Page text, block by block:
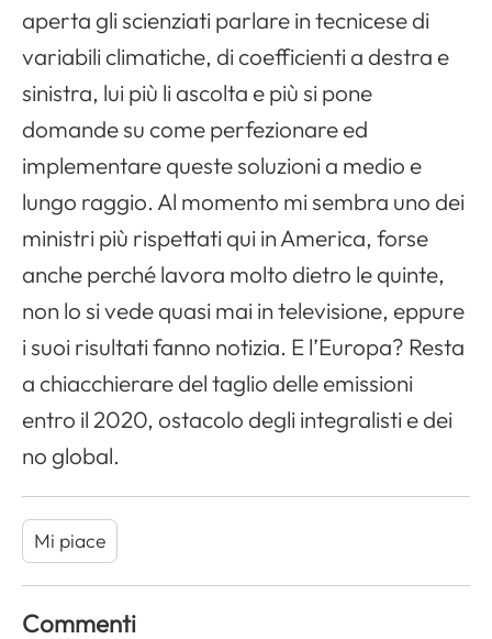
aperta gli scienziati parlare in tecnicese di
variabili climatiche, di coefficienti a destra e
sinistra, lui più li ascolta e più si pone
domande su come perfezionare ed
implementare queste soluzioni a medio e
lungo raggio. Al momento mi sembra uno dei
ministri più rispettati qui in America, forse
anche perché lavora molto dietro le quinte,
non lo si vede quasi mai in televisione, eppure
i suoi risultati fanno notizia. E l’Europa? Resta
a chiacchierare del taglio delle emissioni
entro il 2020, ostacolo degli integralisti e dei
no global.
Mi piace
Commenti